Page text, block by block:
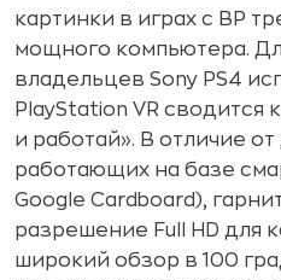
картинки в играх с ВР
мощного компьютера.
владельцев Sony PS4
PlayStation VR сводится
и работай». В отличие
работающих на базе
Google Cardboard),
разрешение Full HD для
широкий обзор в 100